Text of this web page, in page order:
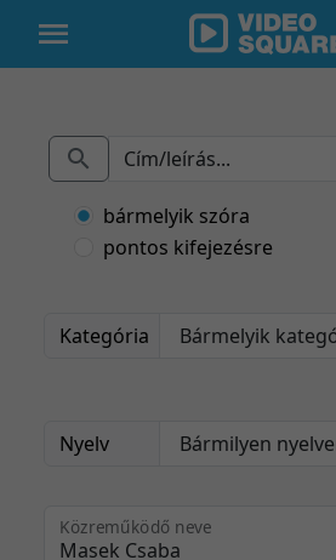
bármelyik szóra
pontos kifejezésre
Kategória
Nyelv
Közreműködő neve